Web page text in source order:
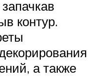
контур.
а также